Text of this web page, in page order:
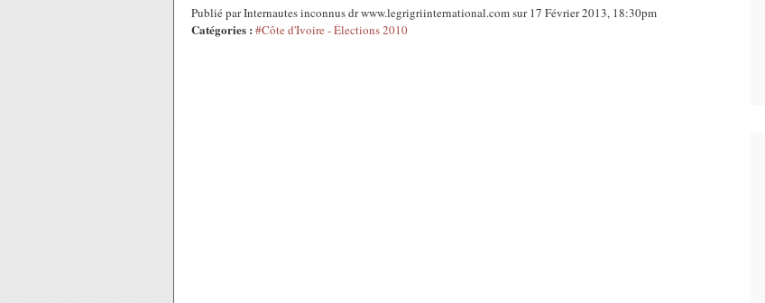
Publié par Internautes inconnus dr www.legrigriinternational.com sur 17 Février 2013, 18:30pm
Catégories : #Côte d'Ivoire - Élections 2010